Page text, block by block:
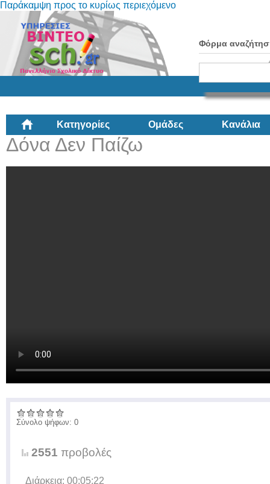
Παράκαμψη προς το κυρίως περιεχόμενο
Φόρμα
Κατηγορίες Ομάδες Κανάλια
Δόνα Δεν Παίζω
Σύνολο ψήφων: 0
2551 προβολές
Διάρκεια: 00:05:22